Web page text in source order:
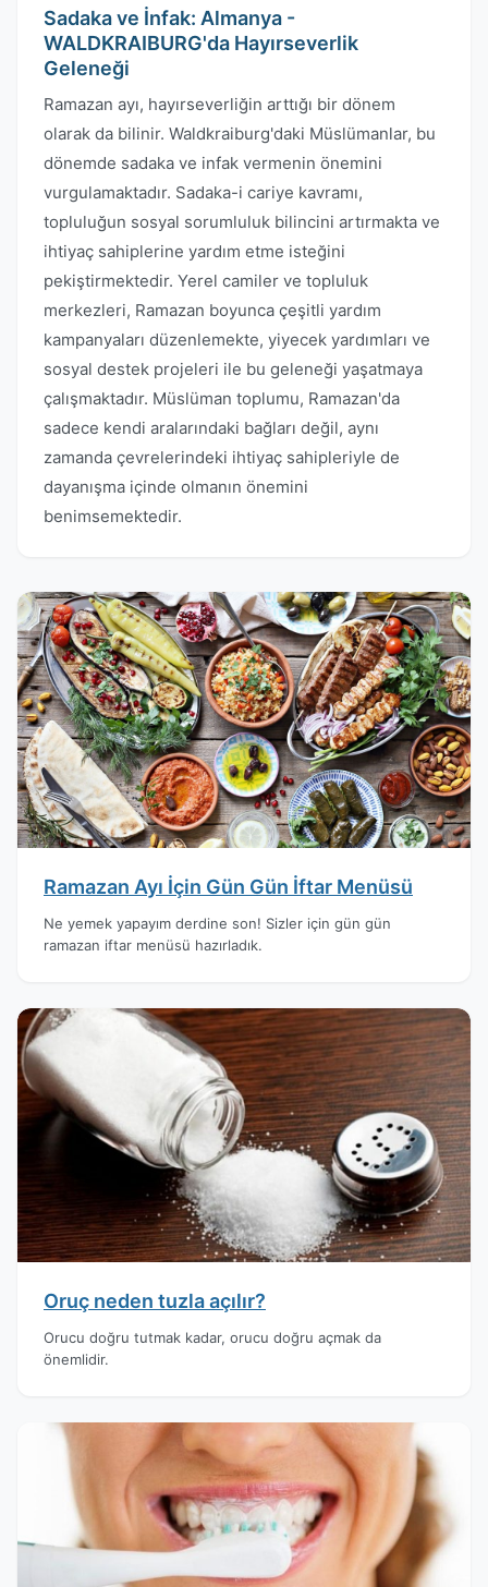
Sadaka ve İnfak: Almanya -
WALDKRAIBURG'da Hayırseverlik
Geleneği
Ramazan ayı, hayırseverliğin arttığı bir dönem
olarak da bilinir. Waldkraiburg'daki Müslümanlar, bu
dönemde sadaka ve infak vermenin önemini
vurgulamaktadır. Sadaka-i cariye kavramı,
topluluğun sosyal sorumluluk bilincini artırmakta ve
ihtiyaç sahiplerine yardım etme isteğini
pekiştirmektedir. Yerel camiler ve topluluk
merkezleri, Ramazan boyunca çeşitli yardım
kampanyaları düzenlemekte, yiyecek yardımları ve
sosyal destek projeleri ile bu geleneği yaşatmaya
çalışmaktadır. Müslüman toplumu, Ramazan'da
sadece kendi aralarındaki bağları değil, aynı
zamanda çevrelerindeki ihtiyaç sahipleriyle de
dayanışma içinde olmanın önemini
benimsemektedir.
Ramazan Ayı İçin Gün Gün İftar Menüsü
Ne yemek yapayım derdine son! Sizler için gün gün
ramazan iftar menüsü hazırladık.
Oruç neden tuzla açılır?
Orucu doğru tutmak kadar, orucu doğru açmak da
önemlidir.